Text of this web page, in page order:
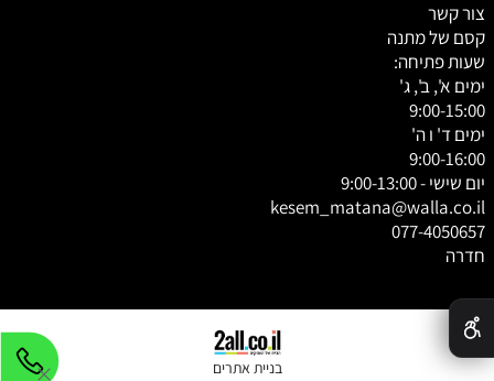
צור קשר
קסם של מתנה
שעות פתיחה:
ימים א', ב', ג'
9:00-15:00
ימים ד' ו ה'
9:00-16:00
יום שישי - 9:00-13:00
kesem_matana@walla.co.il
077-4050657
חדרה
בניית אתרים